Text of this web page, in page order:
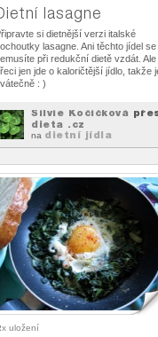
lasagne
si dietnější verzi italské
lasagne. Ani těchto jídel se
při redukční dietě vzdát. Ale
jen jde o kaloričtější jídlo, takže
: )
Silvie Kočičková
dieta .cz
na dietní jídla
x uložení